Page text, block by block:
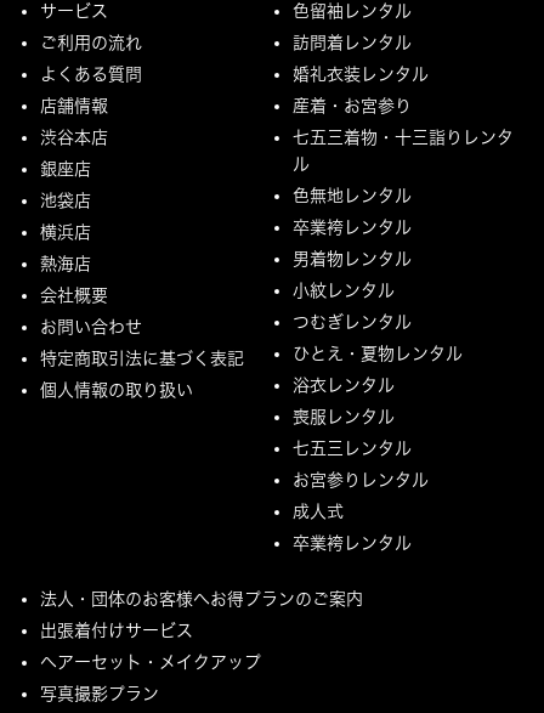
サービス
ご利用の流れ
よくある質問
店舗情報
渋谷本店
銀座店
池袋店
横浜店
熱海店
会社概要
お問い合わせ
特定商取引法に基づく表記
個人情報の取り扱い
色留袖レンタル
訪問着レンタル
婚礼衣装レンタル
産着・お宮参り
七五三着物・十三詣りレンタ
ル
色無地レンタル
卒業袴レンタル
男着物レンタル
小紋レンタル
つむぎレンタル
ひとえ・夏物レンタル
浴衣レンタル
喪服レンタル
七五三レンタル
お宮参りレンタル
成人式
卒業袴レンタル
法人・団体のお客様へお得プランのご案内
出張着付けサービス
ヘアーセット・メイクアップ
写真撮影プラン